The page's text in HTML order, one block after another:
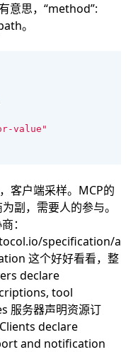
意思，“method”:
。
value"
客户端采样。MCP的
副，需要人的参与。
：
specification/a
这个好好看看，整
declare
tool
务器声明资源订
declare
and notification